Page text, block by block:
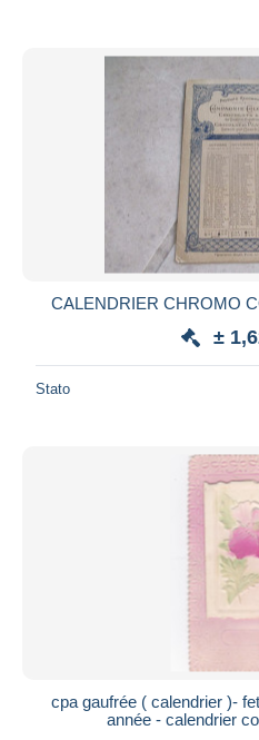
CALENDRIER CHROMO
±
Stato
cpa gaufrée ( calendrier )-
année - calendrier